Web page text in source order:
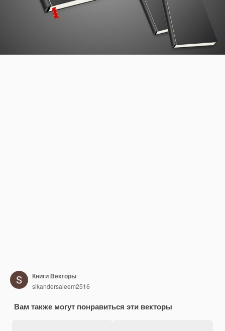
Книги Векторы
sikandersaleem2516
Вам также могут понравиться эти векторы